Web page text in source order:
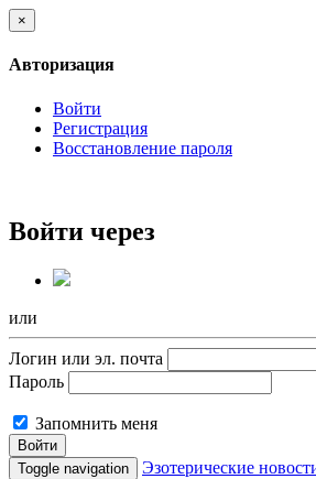
×
Авторизация
Войти
Регистрация
Восстановление пароля
Войти через
или
Логин или эл. почта
Пароль
Запомнить меня
Войти
Toggle navigation
Эзотерические